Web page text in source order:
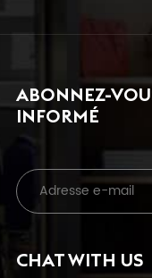
ABONNEZ-
INFORMÉ
CHAT WITH US